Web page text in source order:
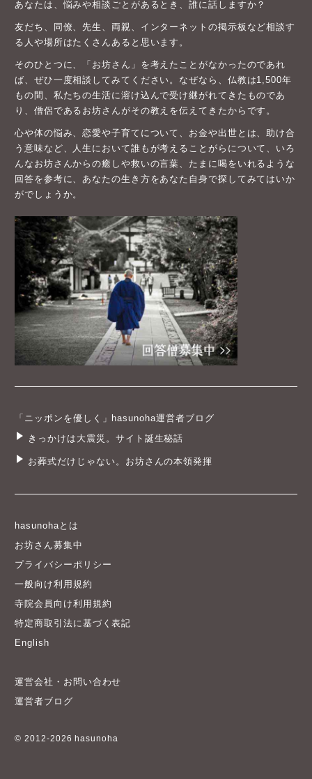
あなたは、悩みや相談ごとがあるとき、誰に話しますか？
友だち、同僚、先生、両親、インターネットの掲示板など相談す
る人や場所はたくさんあると思います。
そのひとつに、「お坊さん」を考えたことがなかったのであれ
ば、ぜひ一度相談してみてください。なぜなら、仏教は1,500年
もの間、私たちの生活に溶け込んで受け継がれてきたものであ
り、僧侶であるお坊さんがその教えを伝えてきたからです。
心や体の悩み、恋愛や子育てについて、お金や出世とは、助け合
う意味など、人生において誰もが考えることがらについて、いろ
んなお坊さんからの癒しや救いの言葉、たまに喝をいれるような
回答を参考に、あなたの生き方をあなた自身で探してみてはいか
がでしょうか。
「ニッポンを優しく」hasunoha運営者ブログ
きっかけは大震災。サイト誕生秘話
お葬式だけじゃない。お坊さんの本領発揮
hasunohaとは
お坊さん募集中
プライバシーポリシー
一般向け利用規約
寺院会員向け利用規約
特定商取引法に基づく表記
English
運営会社・お問い合わせ
運営者ブログ
© 2012-2026 hasunoha